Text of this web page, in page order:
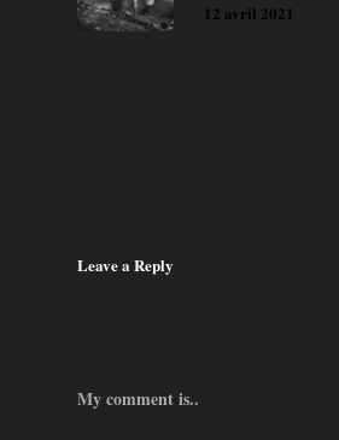
12 avril 2021
Leave a Reply
My comment is..